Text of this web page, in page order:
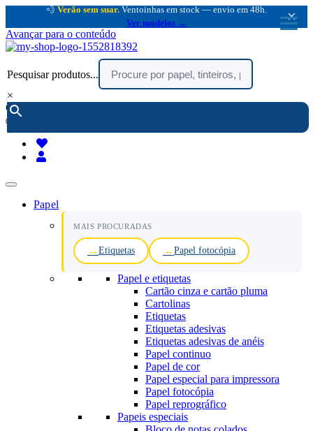
💨 Verão sem suar. Ventoinhas em stock — envio em 48h.
Ver modelos →
×
Avançar para o conteúdo
Pesquisar produtos...
×
encomendar por telefone :
(chamada rede fixa nacional)
Papel
MAIS PROCURADAS
Etiquetas Papel fotocópia
Papel e etiquetas
Cartão cinza e cartão pluma
Cartolinas
Etiquetas
Etiquetas adesivas
Etiquetas adesivas de anéis
Papel continuo
Papel de cor
Papel especial para impressora
Papel fotocópia
Papel reprográfico
Papeis especiais